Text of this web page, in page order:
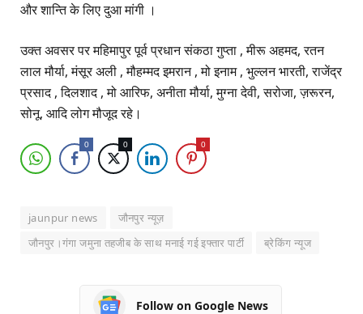
और शान्ति के लिए दुआ मांगी ।
उक्त अवसर पर महिमापुर पूर्व प्रधान संकठा गुप्ता , मीरू अहमद, रतन
लाल मौर्या, मंसूर अली , मौहम्मद इमरान , मो इनाम , भुल्लन भारती, राजेंद्र
प्रसाद , दिलशाद , मो आरिफ, अनीता मौर्या, मुग्ना देवी, सरोजा, ज़रूरन,
सोनू, आदि लोग मौजूद रहे।
0 0 0
jaunpur news
जौनपुर न्यूज़
जौनपुर।गंगा जमुना तहजीब के साथ मनाई गई इफ्तार पार्टी
ब्रेकिंग न्यूज
Follow on Google News